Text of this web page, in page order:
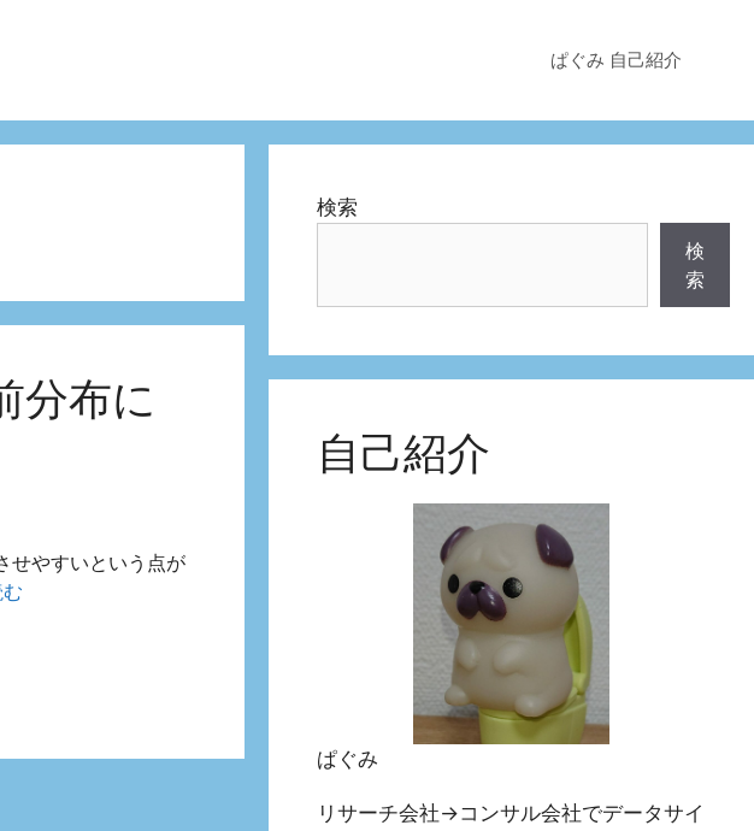
ぱぐみ 自己紹介
分布に
せやすいという点が
検索
検
索
自己紹介
ぱぐみ
リサーチ会社→コンサル会社でデータサイ